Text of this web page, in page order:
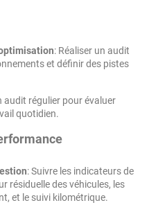
: Réaliser un audit
et définir des pistes
audit régulier pour évaluer
quotidien.
: Suivre les indicateurs de
résiduelle des véhicules, les
et le suivi kilométrique.